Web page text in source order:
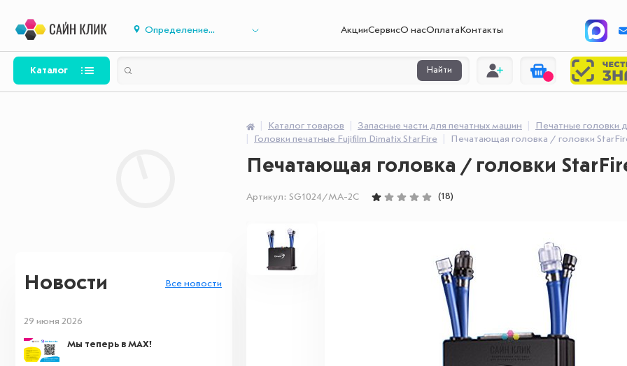
Определение... АкцииСервисО насОплата Контакты
Каталог Найти
Новости Все новости
29 июня 2026
Мы теперь в MAX!
Каталог товаров Запасные части для печатных машин
Печатные головки
Головки печатные Fujifilm Dimatix StarFire
Печатающая головка / головки
Печатающая головка / головки
Артикул: SG1024/MA-2C (18)